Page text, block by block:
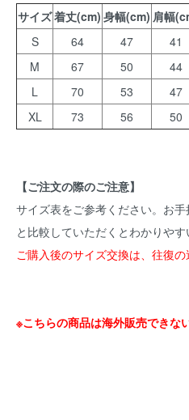
サイズ着丈(cm) 身幅(cm) 肩幅
S
64 47 41
M
67 50 44
L
70 53 47
XL
73 56 50
【ご注文の際のご注意】
サイズ表をご参考ください。お
と比較していただくとわかりやす
ご購入後のサイズ交換は、往復の
※こちらの商品は海外販売できな